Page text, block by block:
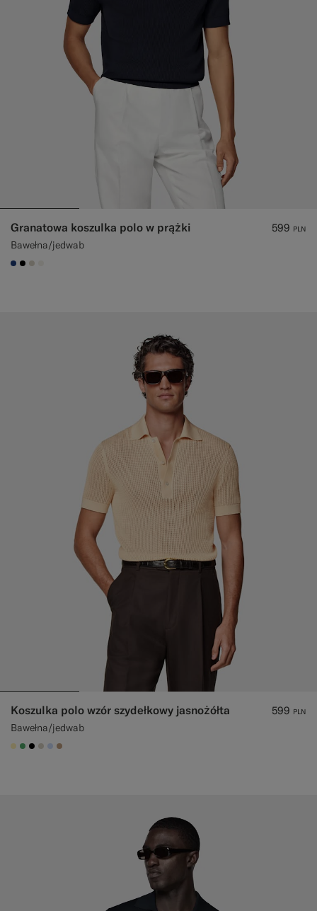
Granatowa koszulka polo w prążki
Bawełna/jedwab
599 PLN
#1C3D7A
#000000
#D7D1C3
Koszulka polo wzór szydełkowy jasnożółta
Bawełna/jedwab
599 PLN
#FFEFB5
#50AA6A
#000000
#D7D1C3
#CCDCF9
#C4A181